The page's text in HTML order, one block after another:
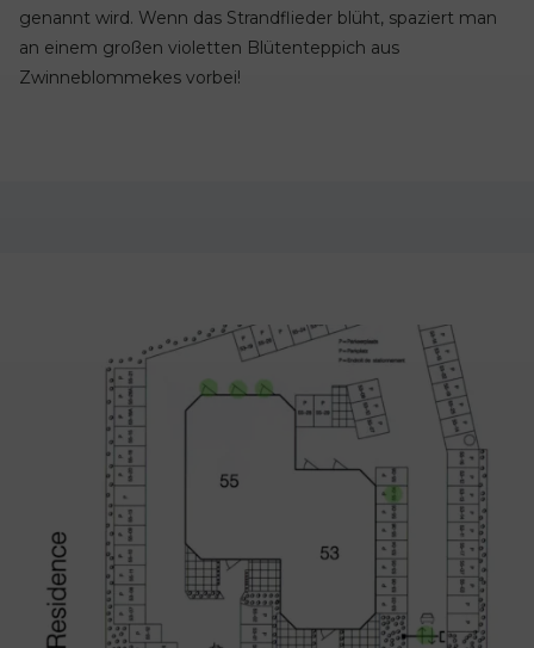
genannt wird. Wenn das Strandflieder blüht, spaziert man
an einem großen violetten Blütenteppich aus
Zwinneblommekes vorbei!